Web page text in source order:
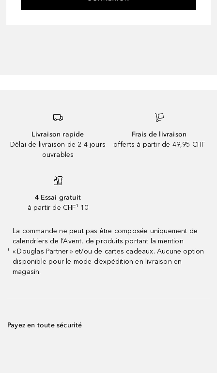
Livraison rapide
Délai de livraison de 2-4 jours
ouvrables
Frais de livraison
offerts à partir de 49,95 CHF
4 Essai gratuit
à partir de CHF¹ 10
¹
La commande ne peut pas être composée uniquement de
calendriers de l’Avent, de produits portant la mention
« Douglas Partner » et/ou de cartes cadeaux. Aucune option
disponible pour le mode d’expédition en livraison en
magasin.
Payez en toute sécurité